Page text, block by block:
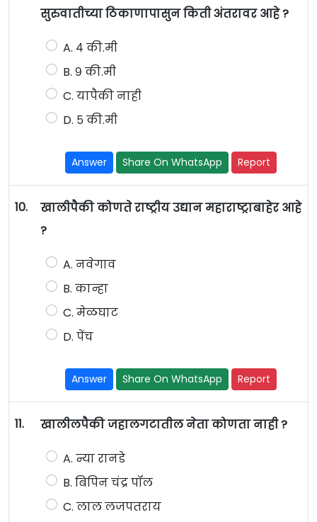
सुरुवातीच्या ठिकाणापासुन किती अंतरावर आहे ?
A. ४ की.मी
B. ९ की.मी
C. यापैकी नाही
D. ५ की.मी
Answer Share On WhatsApp Report
10.
खालीपैकी कोणते राष्ट्रीय उद्यान महाराष्ट्राबाहेर आहे
?
A. नवेगाव
B. कान्हा
C. मेळघाट
D. पेंच
Answer Share On WhatsApp Report
11. खालीलपैकी जहालगटातील नेता कोणता नाही ?
A. न्या रानडे
B. बिपिन चंद्र पॉल
C. लाल लजपतराय